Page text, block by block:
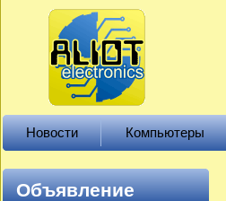
Новости Компьютеры
Объявление